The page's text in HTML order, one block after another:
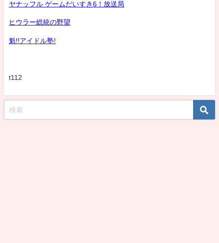
ヤナッフル ゲームだいすき6！放送局
ヒウラー総統の野望
魁!!アイドル塾!
t112